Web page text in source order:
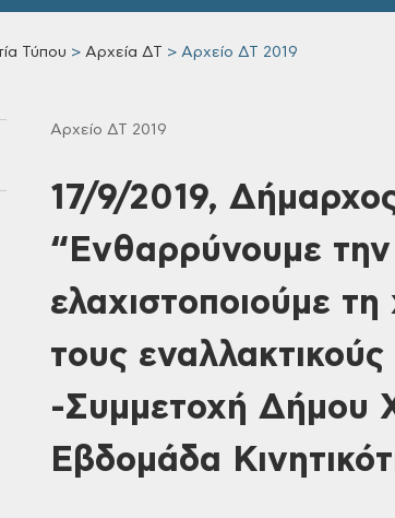
Τύπου Αρχεία ΔΤ Αρχείο ΔΤ 2019
Αρχείο ΔΤ 2019
17/9/2019,
“Ενθαρρύνουμε την
ελαχιστοποιούμε
τους
-Συμμετοχή Δήμου
Εβδομάδα